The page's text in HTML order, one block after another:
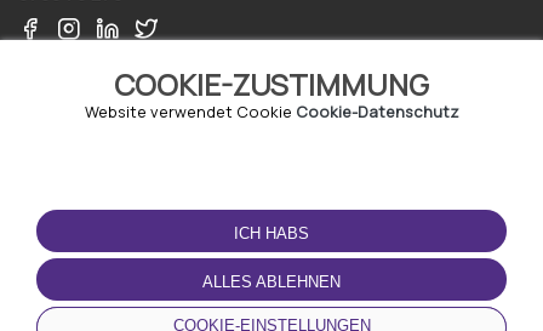
COOKIE-ZUSTIMMUNG
Website verwendet Cookie Cookie-Datenschutz
ICH HABS
ALLES ABLEHNEN
COOKIE-EINSTELLUNGEN
NUTZUNGSBEDINGUNGEN
Geschäftsbedingungen
Datenschutz-
Bestimmungen
Cookie-Richtlinie
LADEN SIE DIE APP
HERUNTER